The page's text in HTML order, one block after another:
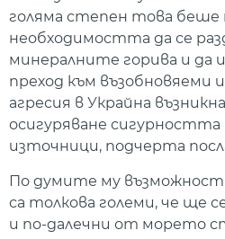
голяма степен това
необходимостта да се
минералните горива и да
преход към възобновяеми
агресия в Украйна
осигуряване
източници, подчерта
По думите му
са толкова големи, че ще
и по-далечни от морето